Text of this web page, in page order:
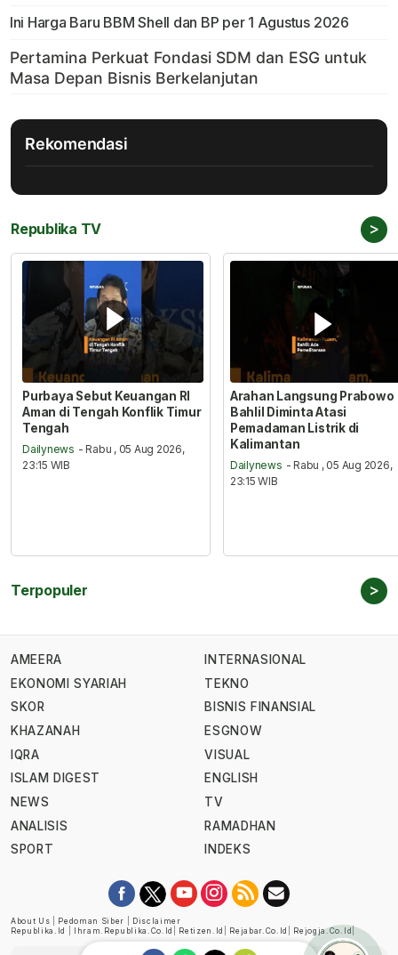
Ini Harga Baru BBM Shell dan BP per 1 Agustus 2026
Rekomendasi
Republika TV >
Purbaya Sebut Keuangan RI
Aman di Tengah Konflik Timur
Tengah
Dailynews - Rabu , 05 Aug 2026,
23:15 WIB
Arahan Langsung Prabowo
Bahlil Diminta Atasi
Pemadaman Listrik di
Kalimantan
Dailynews - Rabu , 05 Aug 2026,
23:15 WIB
Terpopuler >
AMEERA
EKONOMI SYARIAH
SKOR
KHAZANAH
IQRA
ISLAM DIGEST
NEWS
ANALISIS
SPORT
INTERNASIONAL
TEKNO
BISNIS FINANSIAL
ESGNOW
VISUAL
ENGLISH
TV
RAMADHAN
INDEKS
About Us Pedoman Siber
Disclaimer
Republika.id
Ihram.republika.co.id Retizen.id Rejabar.co.id Rejogja.co.id